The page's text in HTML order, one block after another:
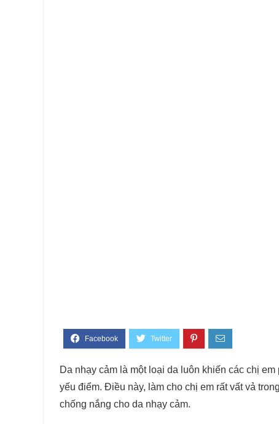
Da nhạy cảm là một loại da luôn khiến các chị
yếu điểm. Điều này, làm cho chị em rất vất vả
chống nắng cho da nhạy cảm.